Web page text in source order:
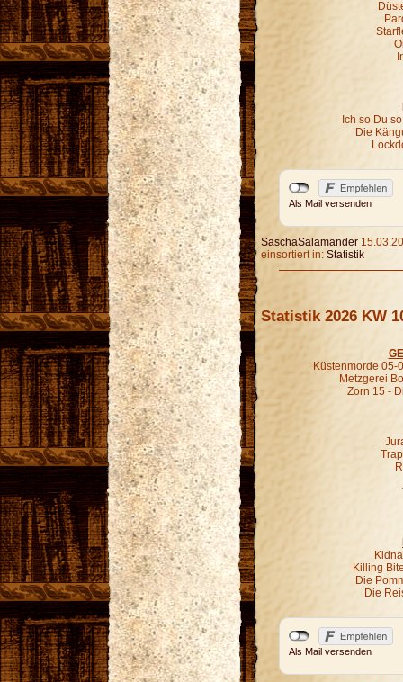
Ich so Du
Die
Als Mail versenden
SaschaSalamander
einsortiert in: Statistik
Statistik 2026 KW
Küstenmorde 05-
Metzgerei
Zorn 15 -
Killing
Die
Die
Als Mail versenden